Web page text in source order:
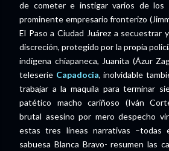
de cometer e instigar varios de los
prominente empresario fronterizo
El Paso a Ciudad Juárez a secuestrar
discreción, protegido por la propia
indígena chiapaneca, Juanita (Ázur
teleserie Capadocia, inolvidable
trabajar a la maquila para terminar
patético macho cariñoso (Iván
brutal asesino por mero despecho
estas tres líneas narrativas –todas
sabuesa Blanca Bravo- resumen las